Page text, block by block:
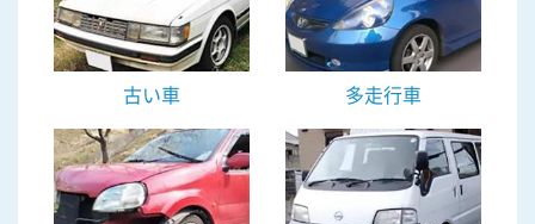
古い車 多走行車